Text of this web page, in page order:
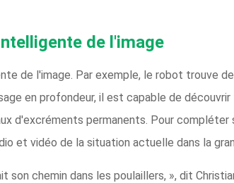
de l'image
de l'image. Par exemple, le robot trouve
en profondeur, il est capable de
d'excréments permanents. Pour compléter
et vidéo de la situation actuelle dans la
chemin dans les poulaillers, », dit